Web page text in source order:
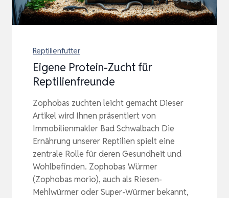
Reptilienfutter
Eigene Protein-Zucht für
Reptilienfreunde
Zophobas zuchten leicht gemacht Dieser
Artikel wird Ihnen präsentiert von
Immobilienmakler Bad Schwalbach Die
Ernährung unserer Reptilien spielt eine
zentrale Rolle für deren Gesundheit und
Wohlbefinden. Zophobas Würmer
(Zophobas morio), auch als Riesen-
Mehlwürmer oder Super-Würmer bekannt,